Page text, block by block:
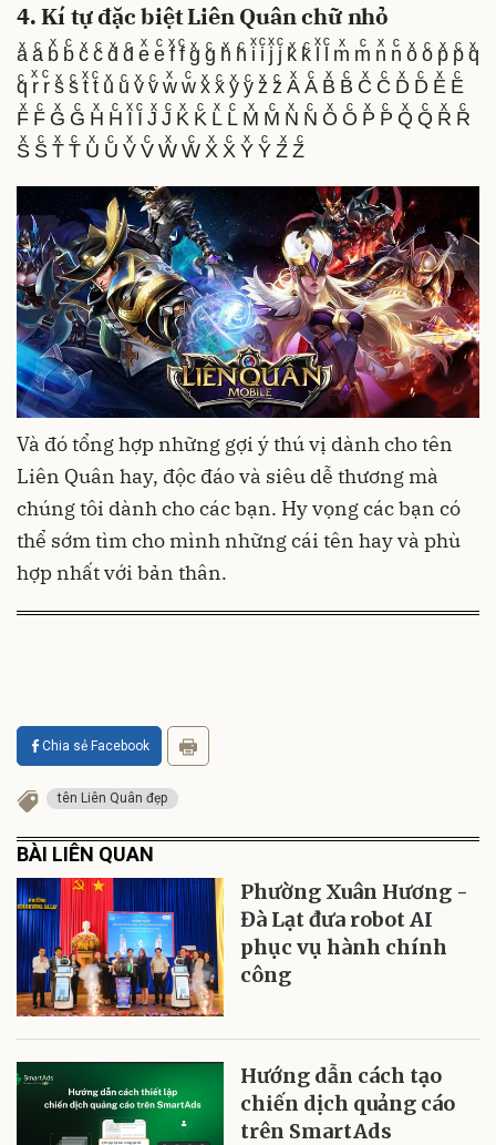
4. Kí tự đặc biệt Liên Quân chữ nhỏ
aͯ aͨ bͯ bͨ cͯ cͨ dͯ dͨ eͯ eͨ fͯ fͨ gͯ gͨ hͯ hͨ iͯ iͨ jͯ jͨ kͯ kͨ lͯ lͨ mͯ mͨ nͯ nͨ oͯ oͨ pͯ pͨ qͯ
qͨ rͯ rͨ sͯ sͨ tͯ tͨ uͯ uͨ vͯ vͨ wͯ wͨ xͯ xͨ yͯ yͨ zͯ zͨ Aͯ Aͨ Bͯ Bͨ Cͯ Cͨ Dͯ Dͨ Eͯ Eͨ
Fͯ Fͨ Gͯ Gͨ Hͯ Hͨ Iͯ Iͨ Jͯ Jͨ Kͯ Kͨ Lͯ Lͨ Mͯ Mͨ Nͯ Nͨ Oͯ Oͨ Pͯ Pͨ Qͯ Qͨ Rͯ Rͨ
Sͯ Sͨ Tͯ Tͨ Uͯ Uͨ Vͯ Vͨ Wͯ Wͨ Xͯ Xͨ Yͯ Yͨ Zͯ Zͨ
Và đó tổng hợp những gợi ý thú vị dành cho tên
Liên Quân hay, độc đáo và siêu dễ thương mà
chúng tôi dành cho các bạn. Hy vọng các bạn có
thể sớm tìm cho mình những cái tên hay và phù
hợp nhất với bản thân.
Chia sẻ Facebook
tên Liên Quân đẹp
BÀI LIÊN QUAN
Phường Xuân Hương -
Đà Lạt đưa robot AI
phục vụ hành chính
công
Hướng dẫn cách tạo
chiến dịch quảng cáo
trên SmartAds